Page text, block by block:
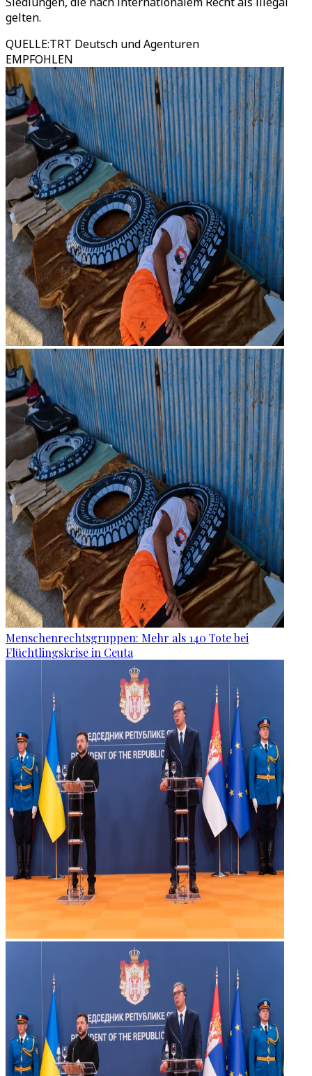
gelten.
QUELLE:TRT Deutsch und Agenturen
EMPFOHLEN
Menschenrechtsgruppen: Mehr als 140 Tote bei
Flüchtlingskrise in Ceuta